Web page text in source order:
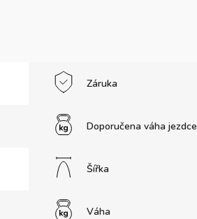
Záruka
Doporučena váha jezdce
Šířka
Váha